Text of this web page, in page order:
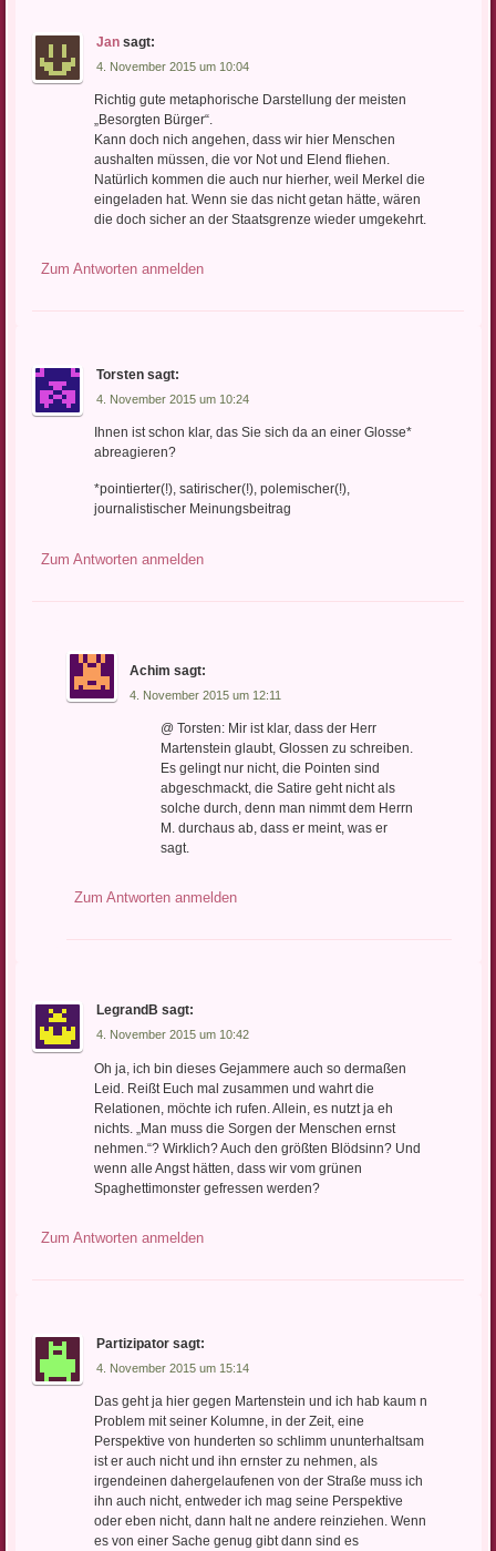
Jan sagt:
4. November 2015 um 10:04
Richtig gute metaphorische Darstellung der meisten
„Besorgten Bürger“.
Kann doch nich angehen, dass wir hier Menschen
aushalten müssen, die vor Not und Elend fliehen.
Natürlich kommen die auch nur hierher, weil Merkel die
eingeladen hat. Wenn sie das nicht getan hätte, wären
die doch sicher an der Staatsgrenze wieder umgekehrt.
Zum Antworten anmelden
Torsten sagt:
4. November 2015 um 10:24
Ihnen ist schon klar, das Sie sich da an einer Glosse*
abreagieren?
*pointierter(!), satirischer(!), polemischer(!),
journalistischer Meinungsbeitrag
Zum Antworten anmelden
Achim sagt:
4. November 2015 um 12:11
@ Torsten: Mir ist klar, dass der Herr
Martenstein glaubt, Glossen zu schreiben.
Es gelingt nur nicht, die Pointen sind
abgeschmackt, die Satire geht nicht als
solche durch, denn man nimmt dem Herrn
M. durchaus ab, dass er meint, was er
sagt.
Zum Antworten anmelden
LegrandB sagt:
4. November 2015 um 10:42
Oh ja, ich bin dieses Gejammere auch so dermaßen
Leid. Reißt Euch mal zusammen und wahrt die
Relationen, möchte ich rufen. Allein, es nutzt ja eh
nichts. „Man muss die Sorgen der Menschen ernst
nehmen.“? Wirklich? Auch den größten Blödsinn? Und
wenn alle Angst hätten, dass wir vom grünen
Spaghettimonster gefressen werden?
Zum Antworten anmelden
Partizipator sagt:
4. November 2015 um 15:14
Das geht ja hier gegen Martenstein und ich hab kaum n
Problem mit seiner Kolumne, in der Zeit, eine
Perspektive von hunderten so schlimm ununterhaltsam
ist er auch nicht und ihn ernster zu nehmen, als
irgendeinen dahergelaufenen von der Straße muss ich
ihn auch nicht, entweder ich mag seine Perspektive
oder eben nicht, dann halt ne andere reinziehen. Wenn
es von einer Sache genug gibt dann sind es